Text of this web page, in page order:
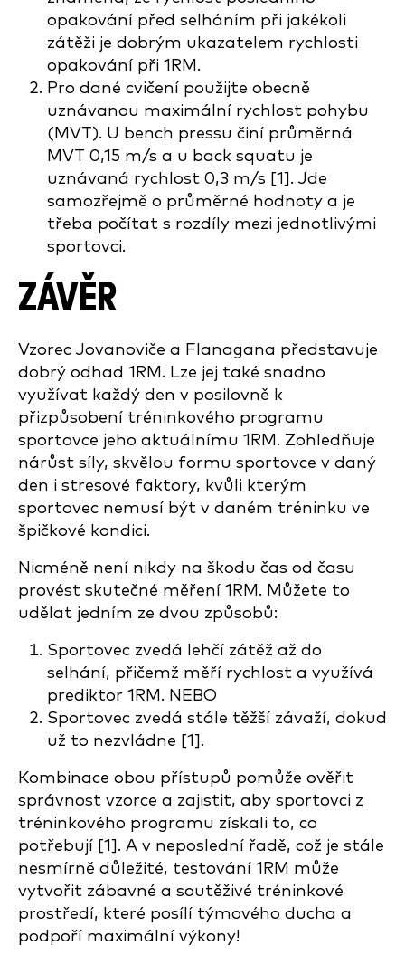
opakování před selháním při jakékoli
zátěži je dobrým ukazatelem rychlosti
opakování při 1RM.
Pro dané cvičení použijte obecně
uznávanou maximální rychlost pohybu
(MVT). U bench pressu činí průměrná
MVT 0,15 m/s a u back squatu je
uznávaná rychlost 0,3 m/s [1]. Jde
samozřejmě o průměrné hodnoty a je
třeba počítat s rozdíly mezi jednotlivými
sportovci.
ZÁVĚR
Vzorec Jovanoviče a Flanagana představuje
dobrý odhad 1RM. Lze jej také snadno
využívat každý den v posilovně k
přizpůsobení tréninkového programu
sportovce jeho aktuálnímu 1RM. Zohledňuje
nárůst síly, skvělou formu sportovce v daný
den i stresové faktory, kvůli kterým
sportovec nemusí být v daném tréninku ve
špičkové kondici.
Nicméně není nikdy na škodu čas od času
provést skutečné měření 1RM. Můžete to
udělat jedním ze dvou způsobů:
Sportovec zvedá lehčí zátěž až do
selhání, přičemž měří rychlost a využívá
prediktor 1RM. NEBO
Sportovec zvedá stále těžší závaží, dokud
už to nezvládne [1].
Kombinace obou přístupů pomůže ověřit
správnost vzorce a zajistit, aby sportovci z
tréninkového programu získali to, co
potřebují [1]. A v neposlední řadě, což je stále
nesmírně důležité, testování 1RM může
vytvořit zábavné a soutěživé tréninkové
prostředí, které posílí týmového ducha a
podpoří maximální výkony!